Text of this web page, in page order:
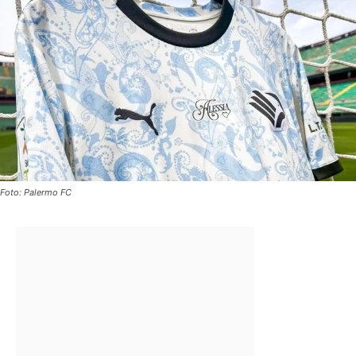
Foto: Palermo FC